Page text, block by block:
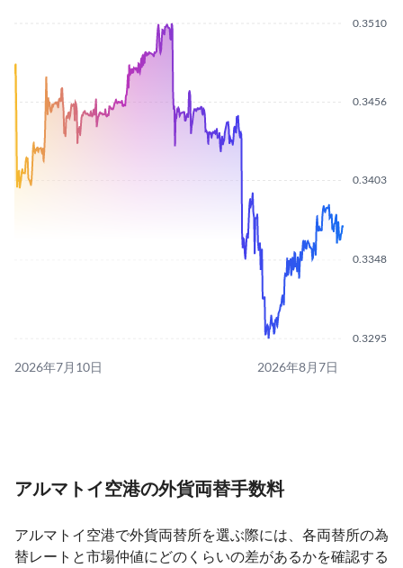
0.3295
0.3348
0.3403
0.3456
0.3510
2026年7月10日 2026年8月7日
アルマトイ空港の外貨両替手数料
アルマトイ空港で外貨両替所を選ぶ際には、各両替所の為
替レートと市場仲値にどのくらいの差があるかを確認する